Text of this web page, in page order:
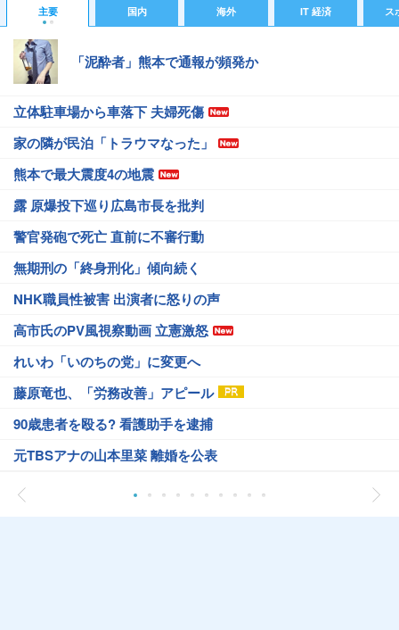
主要 国内 海外 IT 経済 ス
「泥酔者」熊本で通報が頻発か
立体駐車場から車落下 夫婦死傷
家の隣が民泊「トラウマなった」
熊本で最大震度4の地震
露 原爆投下巡り広島市長を批判
警官発砲で死亡 直前に不審行動
無期刑の「終身刑化」傾向続く
NHK職員性被害 出演者に怒りの声
高市氏のPV風視察動画 立憲激怒
れいわ「いのちの党」に変更へ
藤原竜也、「労務改善」アピール
90歳患者を殴る? 看護助手を逮捕
元TBSアナの山本里菜 離婚を公表